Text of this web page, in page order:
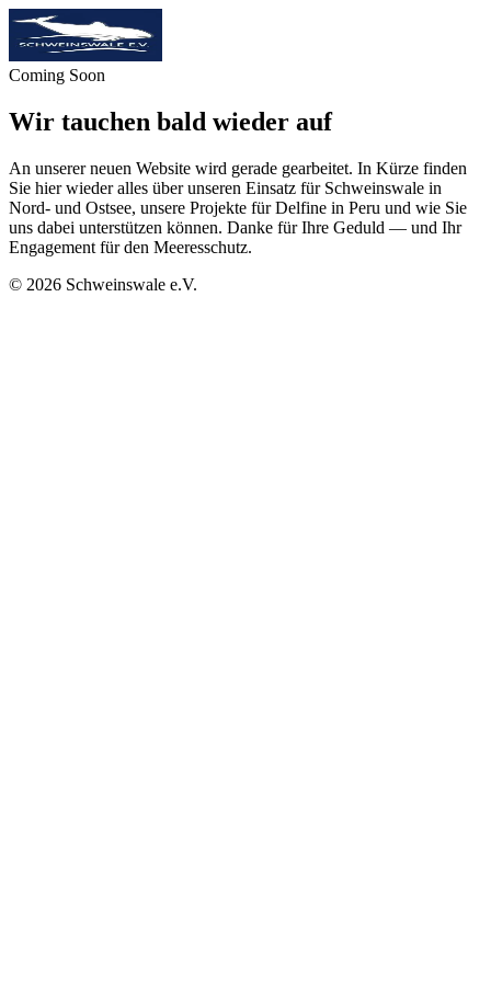
Coming Soon
Wir tauchen bald wieder auf
An unserer neuen Website wird gerade gearbeitet. In Kürze finden
Sie hier wieder alles über unseren Einsatz für Schweinswale in
Nord- und Ostsee, unsere Projekte für Delfine in Peru und wie Sie
uns dabei unterstützen können. Danke für Ihre Geduld — und Ihr
Engagement für den Meeresschutz.
© 2026 Schweinswale e.V.